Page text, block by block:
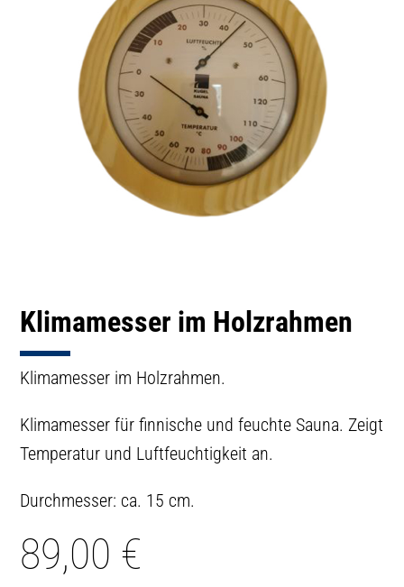
Klimamesser im Holzrahmen
Klimamesser im Holzrahmen.
Klimamesser für finnische und feuchte Sauna. Zeigt
Temperatur und Luftfeuchtigkeit an.
Durchmesser: ca. 15 cm.
89,00 €